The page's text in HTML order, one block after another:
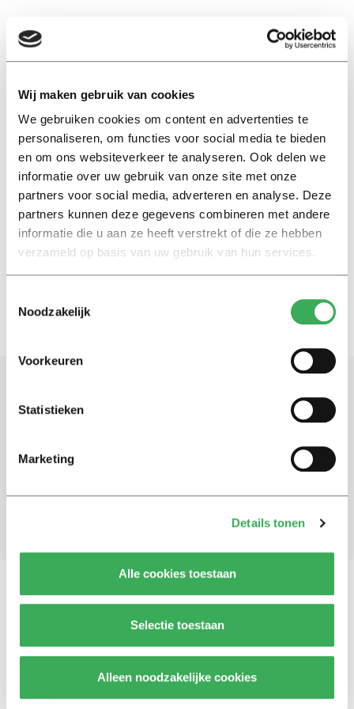
Wij maken gebruik van cookies
We gebruiken cookies om content en advertenties te
personaliseren, om functies voor social media te bieden
en om ons websiteverkeer te analyseren. Ook delen we
informatie over uw gebruik van onze site met onze
partners voor social media, adverteren en analyse. Deze
partners kunnen deze gegevens combineren met andere
informatie die u aan ze heeft verstrekt of die ze hebben
verzameld op basis van uw gebruik van hun services.
Noodzakelijk
Voorkeuren
Statistieken
Marketing
Details tonen
Alle cookies toestaan
Selectie toestaan
Alleen noodzakelijke cookies
EN
beroep
Werkdruk toegenomen door
technologie en
maatschappelijke
veranderingen
16 januari 2020
Schrijf je in voor onze nieuwsbrief
Vragen, opmerkingen of tips?Neem contact met
ons op